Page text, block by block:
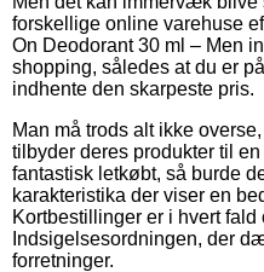
forskellige online varehuse
On Deodorant 30 ml – Men
shopping, således at du er
indhente den skarpeste pris.
Man må trods alt ikke
tilbyder deres produkter til
fantastisk letkøbt, så burde
karakteristika der viser en
Kortbestillinger er i hvert fald
Indsigelsesordningen, der
forretninger.